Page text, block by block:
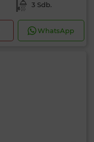
3 Sdb.
WhatsApp